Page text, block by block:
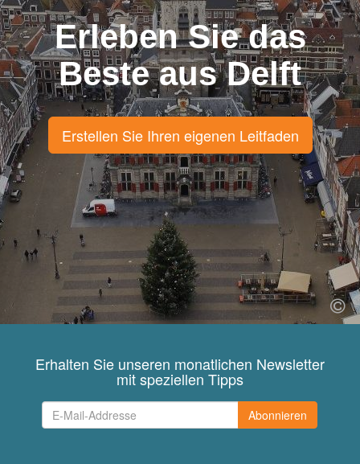
Erleben Sie das
Beste aus Delft
Erstellen Sie Ihren eigenen Leitfaden
Erhalten Sie unseren monatlichen Newsletter
mit speziellen Tipps
Abonnieren